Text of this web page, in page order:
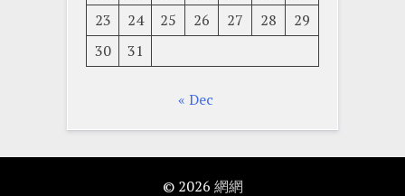
23
24 25 26 27 28
29
30
31
« Dec
© 2026 網網